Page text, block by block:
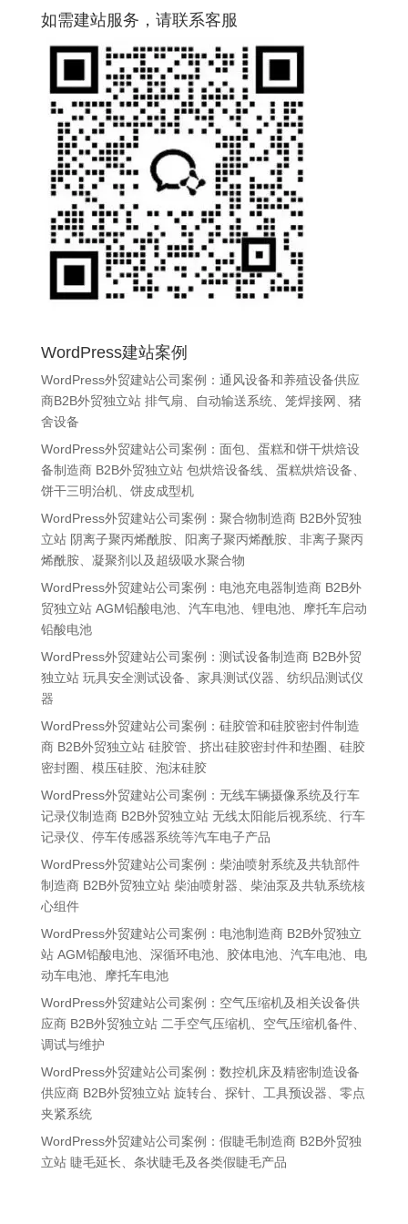
如需建站服务，请联系客服
WordPress建站案例
WordPress外贸建站公司案例：通风设备和养殖设备供应
商B2B外贸独立站 排气扇、自动输送系统、笼焊接网、猪
舍设备
WordPress外贸建站公司案例：面包、蛋糕和饼干烘焙设
备制造商 B2B外贸独立站 包烘焙设备线、蛋糕烘焙设备、
饼干三明治机、饼皮成型机
WordPress外贸建站公司案例：聚合物制造商 B2B外贸独
立站 阴离子聚丙烯酰胺、阳离子聚丙烯酰胺、非离子聚丙
烯酰胺、凝聚剂以及超级吸水聚合物
WordPress外贸建站公司案例：电池充电器制造商 B2B外
贸独立站 AGM铅酸电池、汽车电池、锂电池、摩托车启动
铅酸电池
WordPress外贸建站公司案例：测试设备制造商 B2B外贸
独立站 玩具安全测试设备、家具测试仪器、纺织品测试仪
器
WordPress外贸建站公司案例：硅胶管和硅胶密封件制造
商 B2B外贸独立站 硅胶管、挤出硅胶密封件和垫圈、硅胶
密封圈、模压硅胶、泡沫硅胶
WordPress外贸建站公司案例：无线车辆摄像系统及行车
记录仪制造商 B2B外贸独立站 无线太阳能后视系统、行车
记录仪、停车传感器系统等汽车电子产品
WordPress外贸建站公司案例：柴油喷射系统及共轨部件
制造商 B2B外贸独立站 柴油喷射器、柴油泵及共轨系统核
心组件
WordPress外贸建站公司案例：电池制造商 B2B外贸独立
站 AGM铅酸电池、深循环电池、胶体电池、汽车电池、电
动车电池、摩托车电池
WordPress外贸建站公司案例：空气压缩机及相关设备供
应商 B2B外贸独立站 二手空气压缩机、空气压缩机备件、
调试与维护
WordPress外贸建站公司案例：数控机床及精密制造设备
供应商 B2B外贸独立站 旋转台、探针、工具预设器、零点
夹紧系统
WordPress外贸建站公司案例：假睫毛制造商 B2B外贸独
立站 睫毛延长、条状睫毛及各类假睫毛产品